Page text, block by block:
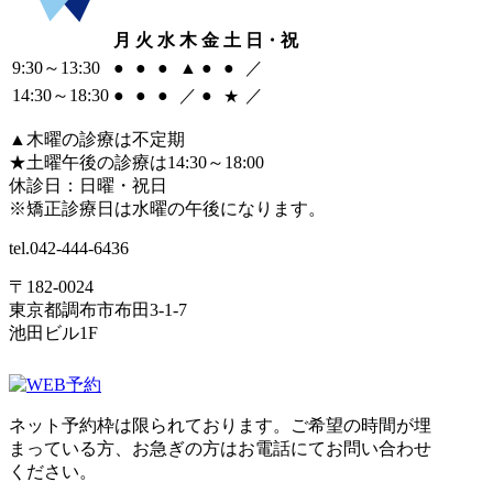
月 火 水 木 金 土 日・祝
9:30～ 13:30 ● ● ● ▲ ● ●
／
14:30～ 18:30 ● ● ● ／ ● ★ ／
▲ 木曜の診療は不定期
★土曜午後の診療は14:30～18:00
休診日：日曜・祝日
※矯正診療日は水曜の午後になります。
tel.042-444-6436
〒182-0024
東京都調布市布田3-1-7
池田ビル1F
ネット予約枠は限られております。ご希望の時間が埋
まっている方、お急ぎの方はお電話にてお問い合わせ
ください。